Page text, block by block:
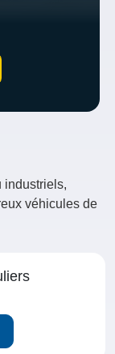
industriels,
véhicules de